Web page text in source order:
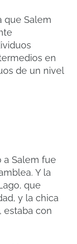
que Salem
en
de un nivel
a Salem fue
Y la
que
y la chica
estaba con